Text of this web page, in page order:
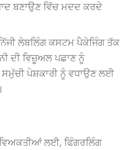
ਬਣਾਉਣ ਵਿੱਚ ਮਦਦ ਕਰਦੇ
ਲੇਬਲਿੰਗ ਕਸਟਮ ਪੈਕੇਜਿੰਗ ਤੱਕ
ਦੀ ਵਿਜ਼ੂਅਲ ਪਛਾਣ ਨੂੰ
ਪੇਸ਼ਕਾਰੀ ਨੂੰ ਵਧਾਉਣ ਲਈ
ਵਿਅਕਤੀਆਂ ਲਈ, ਫਿੰਗਰਲਿੰਗ